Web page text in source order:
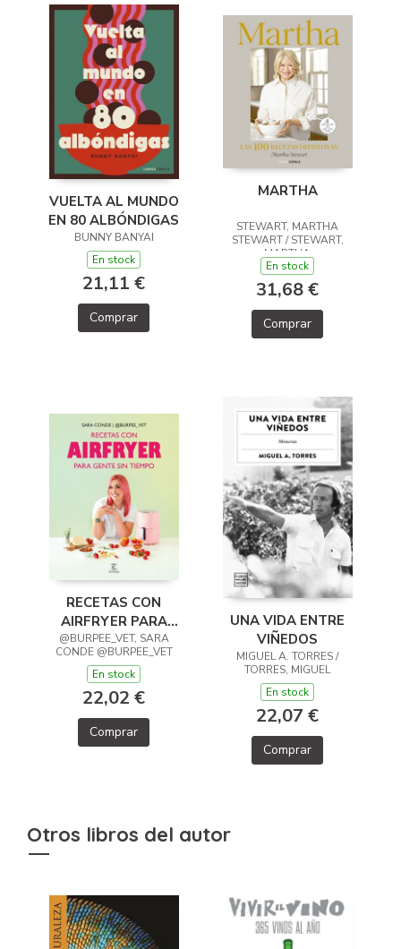
VUELTA AL MUNDO
EN 80 ALBÓNDIGAS
BUNNY BANYAI
En stock
21,11 €
Comprar
MARTHA
STEWART, MARTHA
STEWART / STEWART,
MARTHA
En stock
31,68 €
Comprar
RECETAS CON
AIRFRYER PARA
GENTE SIN TIEMPO
@BURPEE_VET, SARA
CONDE @BURPEE_VET
En stock
22,02 €
Comprar
UNA VIDA ENTRE
VIÑEDOS
MIGUEL A. TORRES /
TORRES, MIGUEL
En stock
22,07 €
Comprar
Otros libros del autor